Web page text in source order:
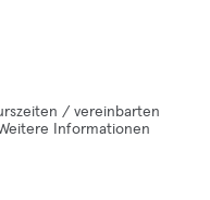
/ vereinbarten
Informationen